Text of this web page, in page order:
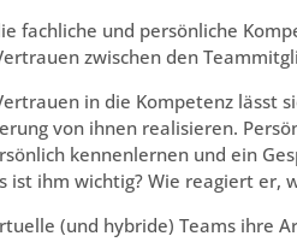
fachliche und persönliche
zwischen den
in die Kompetenz lässt
von ihnen realisieren.
kennenlernen und ein
ist ihm wichtig? Wie reagiert er,
(und hybride) Teams ihre